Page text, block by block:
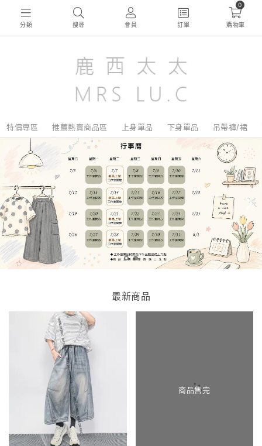
分類 搜尋 會員 訂單
0
購物車
特價專區 推薦熱賣商品區 上身單品 下身單品 吊帶褲/裙
最新商品
商品售完